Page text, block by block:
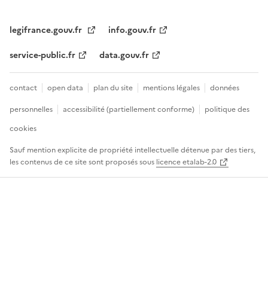
legifrance.gouv.fr
info.gouv.fr
service-public.fr
data.gouv.fr
contact open data plan du site mentions légales
données
personnelles
accessibilité (partiellement conforme)
politique des
cookies
Sauf mention explicite de propriété intellectuelle détenue par des tiers,
les contenus de ce site sont proposés sous licence etalab-2.0